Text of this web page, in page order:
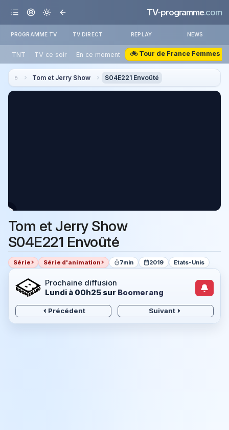
TV-programme.com
PROGRAMME TV TV DIRECT REPLAY NEWS
TNT TV ce soir En ce moment 🚲 Tour de France Femmes
Tom et Jerry Show S04E221 Envoûté
Tom et Jerry Show
S04E221 Envoûté
Série Série d'animation 7min 2019 Etats-Unis
Prochaine diffusion
Lundi à 00h25sur Boomerang
Précédent Suivant